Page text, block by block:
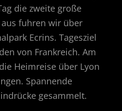
die zweite große
fuhren wir über
Ecrins. Tagesziel
von Frankreich. Am
Heimreise über Lyon
Spannende
gesammelt.